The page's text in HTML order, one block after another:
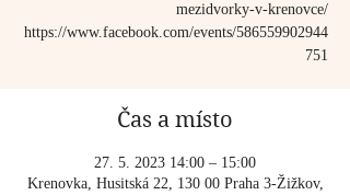
mezidvorky-v-krenovce/
https://www.facebook.com/events/586559902944
751
Čas a místo
27. 5. 2023 14:00 – 15:00
Krenovka, Husitská 22, 130 00 Praha 3-Žižkov,